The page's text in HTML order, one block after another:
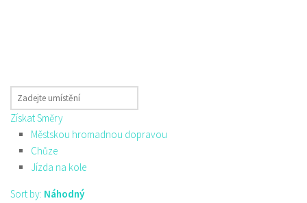
Získat Směry
Městskou hromadnou dopravou
Chůze
Jízda na kole
Sort by: Náhodný